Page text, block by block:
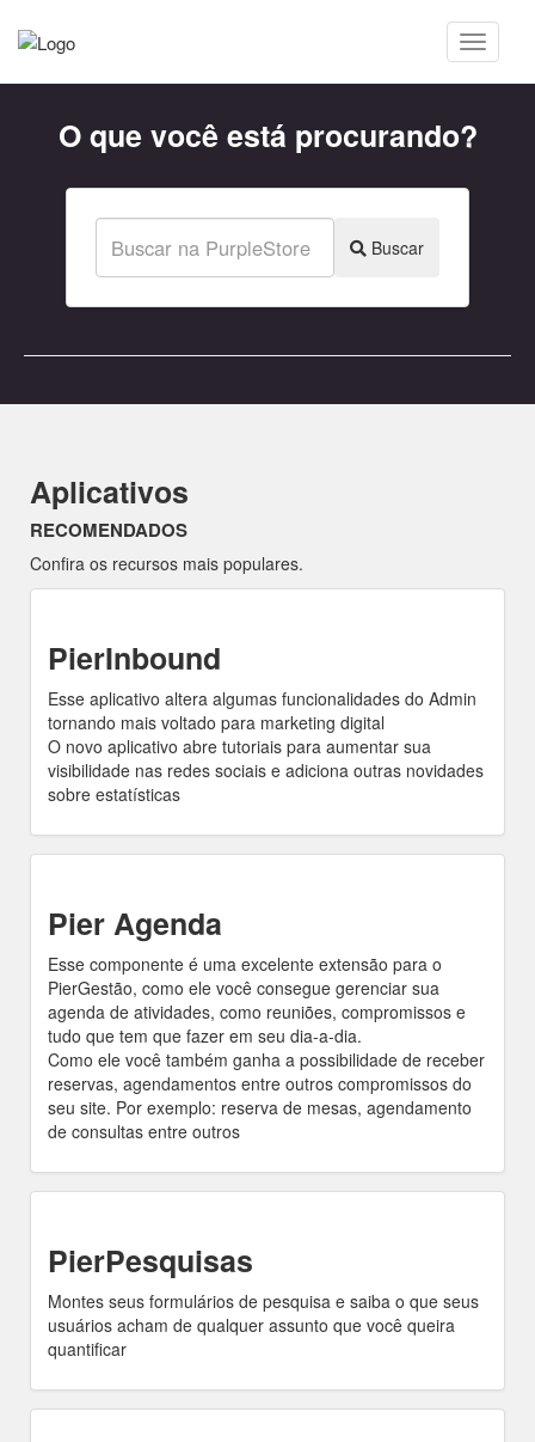
O que você está procurando?
Buscar
Aplicativos
RECOMENDADOS
Confira os recursos mais populares.
PierInbound
Esse aplicativo altera algumas funcionalidades do Admin
tornando mais voltado para marketing digital
O novo aplicativo abre tutoriais para aumentar sua
visibilidade nas redes sociais e adiciona outras novidades
sobre estatísticas
Pier Agenda
Esse componente é uma excelente extensão para o
PierGestão, como ele você consegue gerenciar sua
agenda de atividades, como reuniões, compromissos e
tudo que tem que fazer em seu dia-a-dia.
Como ele você também ganha a possibilidade de receber
reservas, agendamentos entre outros compromissos do
seu site. Por exemplo: reserva de mesas, agendamento
de consultas entre outros
PierPesquisas
Montes seus formulários de pesquisa e saiba o que seus
usuários acham de qualquer assunto que você queira
quantificar